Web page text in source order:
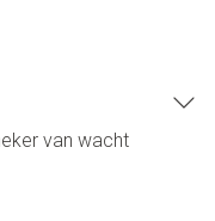
van wacht